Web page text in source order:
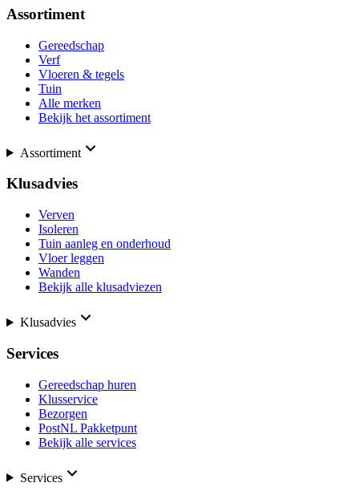
Assortiment
Gereedschap
Verf
Vloeren & tegels
Tuin
Alle merken
Bekijk het assortiment
Assortiment
Klusadvies
Verven
Isoleren
Tuin aanleg en onderhoud
Vloer leggen
Wanden
Bekijk alle klusadviezen
Klusadvies
Services
Gereedschap huren
Klusservice
Bezorgen
PostNL Pakketpunt
Bekijk alle services
Services